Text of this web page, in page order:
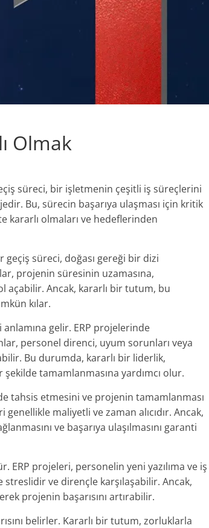
Olmak
süreci, bir işletmenin çeşitli iş süreçlerini
Bu, sürecin başarıya ulaşması için kritik
kararlı olmaları ve hedeflerinden
geçiş süreci, doğası gereği bir dizi
projenin süresinin uzamasına,
açabilir. Ancak, kararlı bir tutum, bu
kılar.
gelir. ERP projelerinde
personel direnci, uyum sorunları veya
Bu durumda, kararlı bir liderlik,
tamamlanmasına yardımcı olur.
tahsis etmesini ve projenin tamamlanması
maliyetli ve zaman alıcıdır. Ancak,
ve başarıya ulaşılmasını garanti
ERP projeleri, personelin yeni yazılıma ve iş
ve dirençle karşılaşabilir. Ancak,
projenin başarısını artırabilir.
belirler. Kararlı bir tutum, zorluklarla